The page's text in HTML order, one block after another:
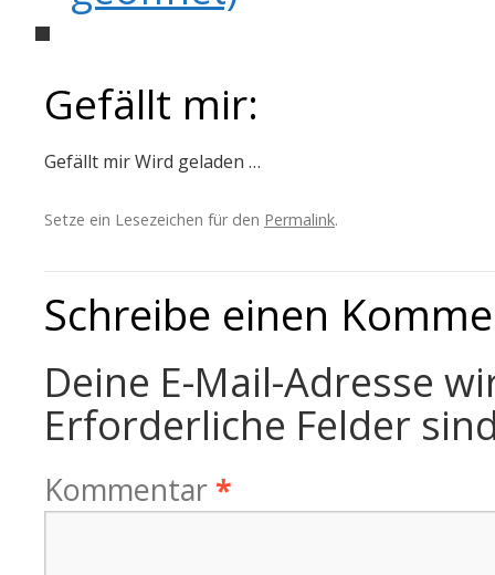
Gefällt mir:
Gefällt mirWird geladen …
Setze ein Lesezeichen für den Permalink.
Schreibe einen
Deine E-Mail-Adresse
Erforderliche Felder
Kommentar *